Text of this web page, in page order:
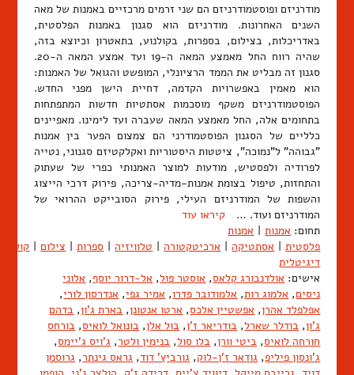
מודרניזם ופוסטמודרניזם הם שני זרמים מרכזיים באמנות של מאה
השנים האחרונות. מודרניזם הוא סגנון באמנות הפלסטית,
באדריכלות, בצילום, בספרות, בקולנוע, בתאטרון וכיוצא בזה,
שהיה רווח החל מאמצע המאה ה-19 ועד אמצע המאה ה-20.
סגנון זה מבליט את הממד הרציונלי, המופשט והגואל של האמנות:
הוא מאמין באפשרויות הקדמה, דחיית הישן מפני החדש.
הפוסטמודרניזם משקף מוסכמות אסתטיות חדשות המתפתחות
בתחומים אלה, החל מאמצע המאה שעברה ועד לימינו. מאפיינים
כלליים של הסגנון הפוסטמודרני הם צמצום הפער בין אמנות
"גבוהה" ל"נמוכה", ציטטות היסטוריות ואקלקטיזם סגנוני, נטייה
לפרודיה ולפסטיש, מודעות למוצר האמנותי כפרי של שעתוק
והתחזות, טיפול בצומת אמנות-מדיה-צריכה, פירוק דרכי הייצוג
והשפות של המודרניזם העילי, פירוק הסובייקט ההרואי של
המודרניזם ועוד. … קיראו עוד
תחום: אמנות | אמנות
פלסטית | אסתטיקה | ארכיטקטורה | טלוויזיה | ספרות | צילום | קולנוע
דיגיטלית
אישים: אולדנבורג קלאס, אוסטר פול, אל-דרור יוסף, אלוני
ניסים, אלמוג רות, אלמודובר פדרו, אמיר גפי, אנדרסון לורי,
אפלפלד אהרן, אפשטיין אלכס, ארטו אנטונן, בארת ג'ון, בדהם
ג'ון, בודלר שארל, בודריאר ז'ן, בול אלן, בונואל לואיס, בורחס
חורחה לואיס, ביטי וורן, בלו סול, בנימין ולטר, ג'ויס ג'יימס,
ג'ונסון פיליפ, גודאר ז'ן-לוק, גורביץ' דוד, גראס גינתר, גרוסמן